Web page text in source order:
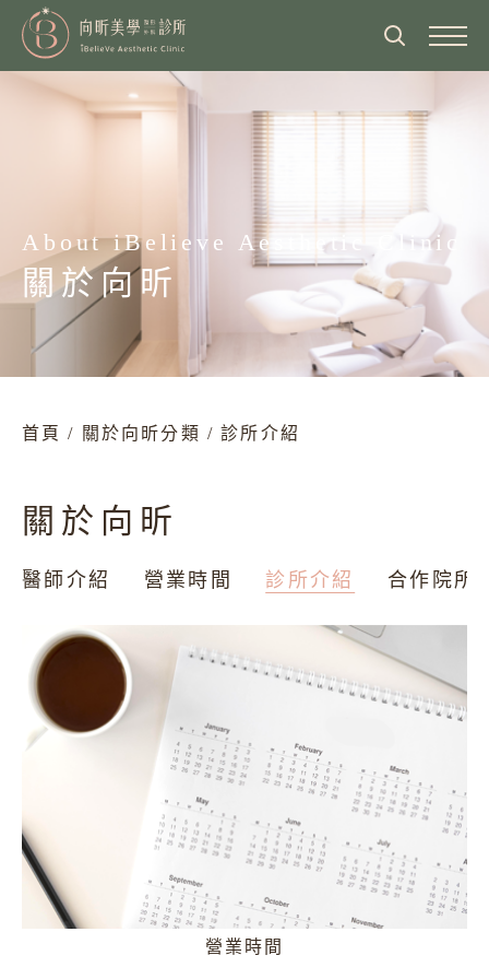
關於向昕
醫師介紹
診所介紹
營業時間
交通方式
鄰近飯店住宿
最新消息
醫師專欄
服務項目
眼部整形
臉部整形、抗老化拉提
體態雕塑
音波/電波/雷射/微整注射
隆乳材質介紹
產後全方位修復
產後漏尿
改良式微創痔瘡
美麗見證
美麗分享
熱門影音
About iBelieve Aesthetic Clinic
關於向昕
首頁 / 關於向昕分類 /診所介紹
關於向昕
醫師介紹 營業時間 診所介紹 合作院所
營業時間